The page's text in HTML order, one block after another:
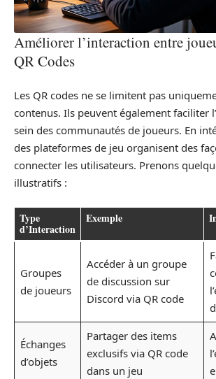
Améliorer l’interaction entre
QR Codes
Les QR codes ne se limitent pas
contenus. Ils peuvent également faciliter
sein des communautés de joueurs. En
des plateformes de jeu organisent des
connecter les utilisateurs. Prenons
illustratifs :
Type
d’Interaction
Exemple
Groupes
de joueurs
Accéder à un groupe
de discussion sur
Discord via QR code
Échanges
d’objets
Partager des items
exclusifs via QR code
dans un jeu